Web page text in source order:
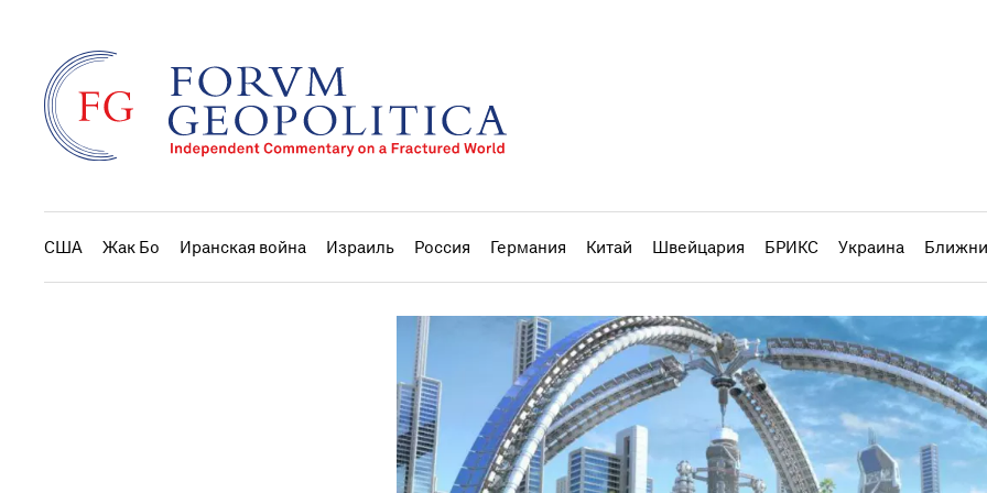
США Жак Бо Иранская война Израиль Россия Германия Китай Швейцария БРИКС Украина